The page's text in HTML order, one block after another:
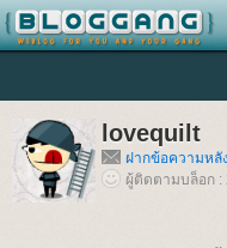
lovequilt
ฝากข้อความหลั
ผู้ติดตามบล็อก :